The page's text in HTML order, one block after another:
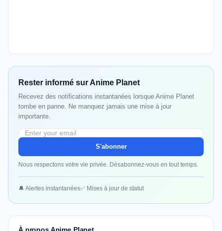
Rester informé sur Anime Planet
Recevez des notifications instantanées lorsque Anime Planet
tombe en panne. Ne manquez jamais une mise à jour
importante.
S'abonner
Nous respectons votre vie privée. Désabonnez-vous en tout temps.
🔔 Alertes instantanées✅ Mises à jour de statut